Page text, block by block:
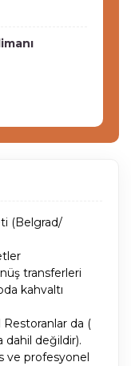
(Belgrad/
transferleri
kahvaltı
da (
dahil değildir).
ve profesyonel